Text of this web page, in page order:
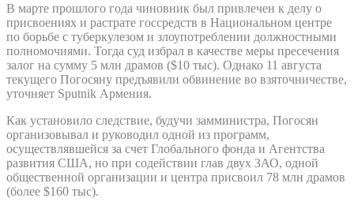
В марте прошлого года чиновник был привлечен к делу о
присвоениях и растрате госсредств в Национальном центре
по борьбе с туберкулезом и злоупотреблении должностными
полномочиями. Тогда суд избрал в качестве меры пресечения
залог на сумму 5 млн драмов ($10 тыс). Однако 11 августа
текущего Погосяну предъявили обвинение во взяточничестве,
уточняет Sputnik Армения.
Как установило следствие, будучи замминистра, Погосян
организовывал и руководил одной из программ,
осуществлявшейся за счет Глобального фонда и Агентства
развития США, но при содействии глав двух ЗАО, одной
общественной организации и центра присвоил 78 млн драмов
(более $160 тыс).